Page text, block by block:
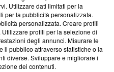
Utilizzare dati limitati per la
per la pubblicità personalizzata.
personalizzata. Creare profili
profili per la selezione di
degli annunci. Misurare le
il pubblico attraverso statistiche o la
diverse. Sviluppare e migliorare i
dei contenuti.